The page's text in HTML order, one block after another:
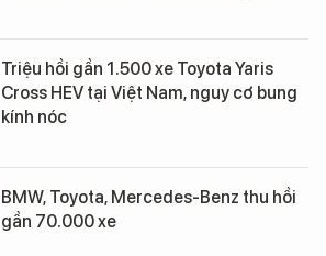
Triệu hồi gần 1.500 xe Toyota Yaris
Cross HEV tại Việt Nam, nguy cơ bung
kính nóc
BMW, Toyota, Mercedes-Benz thu hồi
gần 70.000 xe